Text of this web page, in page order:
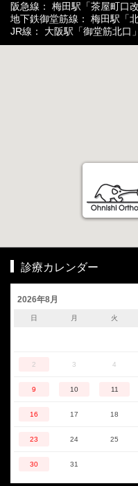
阪急線： 梅田駅「茶屋町口
地下鉄御堂筋線： 梅田駅「
JR線： 大阪駅「御堂筋北口
診療カレンダー
2026年8月
日 月 火
2 3 4
9 10 11
16 17 18
23 24 25
30 31